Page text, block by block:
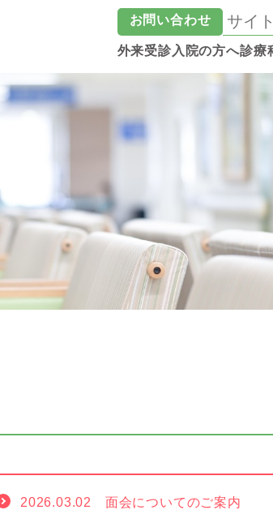
お問い合わせ
外来受診入院の方へ診療
2026.03.02 面会についてのご案内